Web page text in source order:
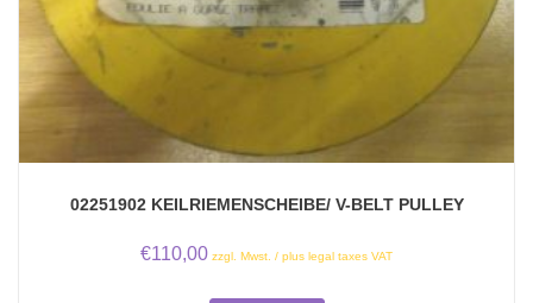
02251902 KEILRIEMENSCHEIBE/ V-BELT PULLEY
€110,00 zzgl. Mwst. / plus legal taxes VAT